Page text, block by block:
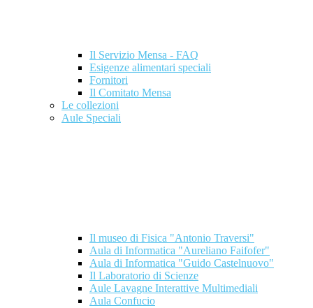
Il Servizio Mensa - FAQ
Esigenze alimentari speciali
Fornitori
Il Comitato Mensa
Le collezioni
Aule Speciali
Il museo di Fisica "Antonio Traversi"
Aula di Informatica "Aureliano Faifofer"
Aula di Informatica "Guido Castelnuovo"
Il Laboratorio di Scienze
Aule Lavagne Interattive Multimediali
Aula Confucio